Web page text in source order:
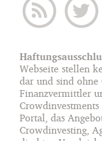
Webseite stellen
dar und sind
Finanzvermittler
Portal, das
Crowdinvesting,